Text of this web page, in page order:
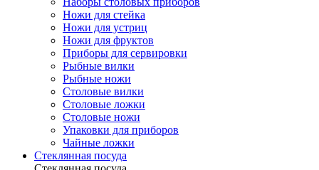
Ножи для стейка
Ножи для устриц
Ножи для фруктов
Приборы для сервировки
Рыбные вилки
Рыбные ножи
Столовые вилки
Столовые ложки
Столовые ножи
Упаковки для приборов
Чайные ложки
Стеклянная посуда